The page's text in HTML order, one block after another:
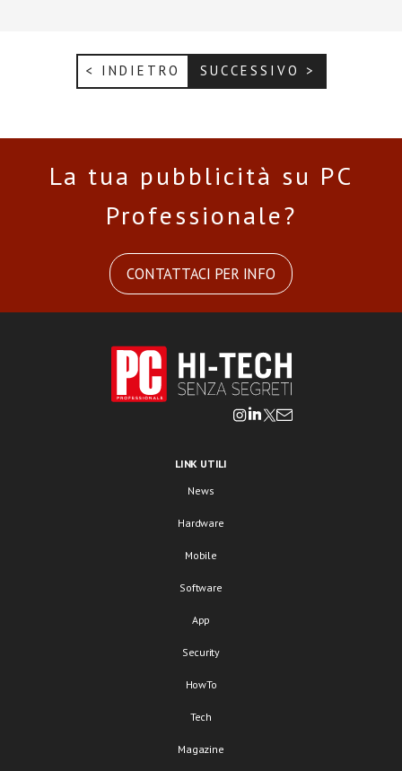
< INDIETRO SUCCESSIVO >
La tua pubblicità su PC
Professionale?
CONTATTACI PER INFO
LINK UTILI
News
Hardware
Mobile
Software
App
Security
HowTo
Tech
Magazine